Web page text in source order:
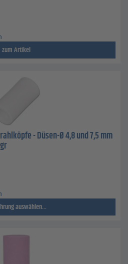
zum Artikel
- Düsen-Ø 4,8 und 7,5 mm
auswählen...